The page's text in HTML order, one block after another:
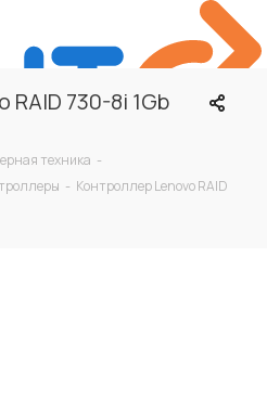
730-8i 1Gb
техника -
- Контроллер Lenovo RAID